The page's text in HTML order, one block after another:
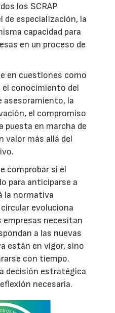
los SCRAP
especialización, la
capacidad para
en un proceso de
en cuestiones como
el conocimiento del
asesoramiento, la
el compromiso
puesta en marcha de
valor más allá del
comprobar si el
para anticiparse a
la normativa
evoluciona
necesitan
a las nuevas
están en vigor, sino
con tiempo.
decisión estratégica
necesaria.